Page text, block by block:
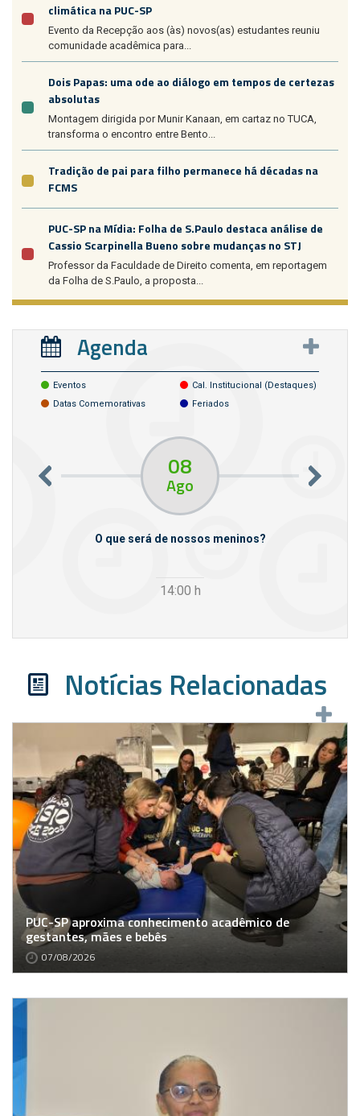
climática na PUC-SP
Evento da Recepção aos (às) novos(as) estudantes reuniu
comunidade acadêmica para...
Dois Papas: uma ode ao diálogo em tempos de certezas
absolutas
Montagem dirigida por Munir Kanaan, em cartaz no TUCA,
transforma o encontro entre Bento...
Tradição de pai para filho permanece há décadas na
FCMS
PUC-SP na Mídia: Folha de S.Paulo destaca análise de
Cassio Scarpinella Bueno sobre mudanças no STJ
Professor da Faculdade de Direito comenta, em reportagem
da Folha de S.Paulo, a proposta...
Agenda
Eventos
Cal. Institucional (destaques)
Datas Comemorativas
Feriados
08
Ago
O que será de nossos meninos?
14:00 h
Notícias Relacionadas
PUC-SP aproxima conhecimento acadêmico de
gestantes, mães e bebês
07/08/2026